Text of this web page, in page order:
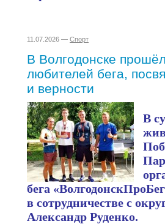
11.07.2026 — Спорт
В Волгодонске
любителей бега,
и верности
В
бега
в сотрудничестве с
Александр Руденко.